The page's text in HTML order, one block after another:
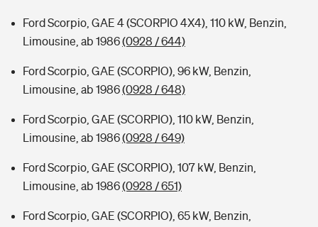
Ford Scorpio, GAE 4 (SCORPIO 4X4), 110 kW, Benzin,
Limousine, ab 1986(0928 / 644)
Ford Scorpio, GAE (SCORPIO), 96 kW, Benzin,
Limousine, ab 1986(0928 / 648)
Ford Scorpio, GAE (SCORPIO), 110 kW, Benzin,
Limousine, ab 1986(0928 / 649)
Ford Scorpio, GAE (SCORPIO), 107 kW, Benzin,
Limousine, ab 1986(0928 / 651)
Ford Scorpio, GAE (SCORPIO), 65 kW, Benzin,